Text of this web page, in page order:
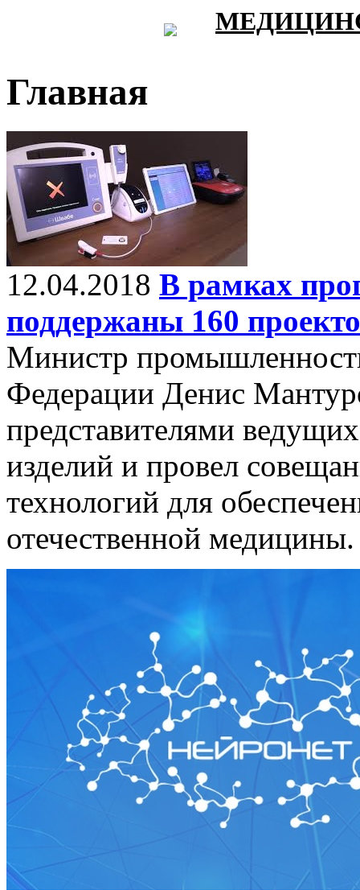
Главная
12.04.2018 В рамках
поддержаны 160
Министр
Федерации Денис
представителями
изделий и провел
технологий для
отечественной медицины.